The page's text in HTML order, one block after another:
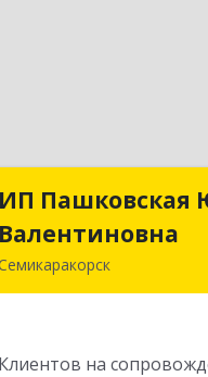
ИП Пашковская
Валентиновна
Клиентов на
ИП